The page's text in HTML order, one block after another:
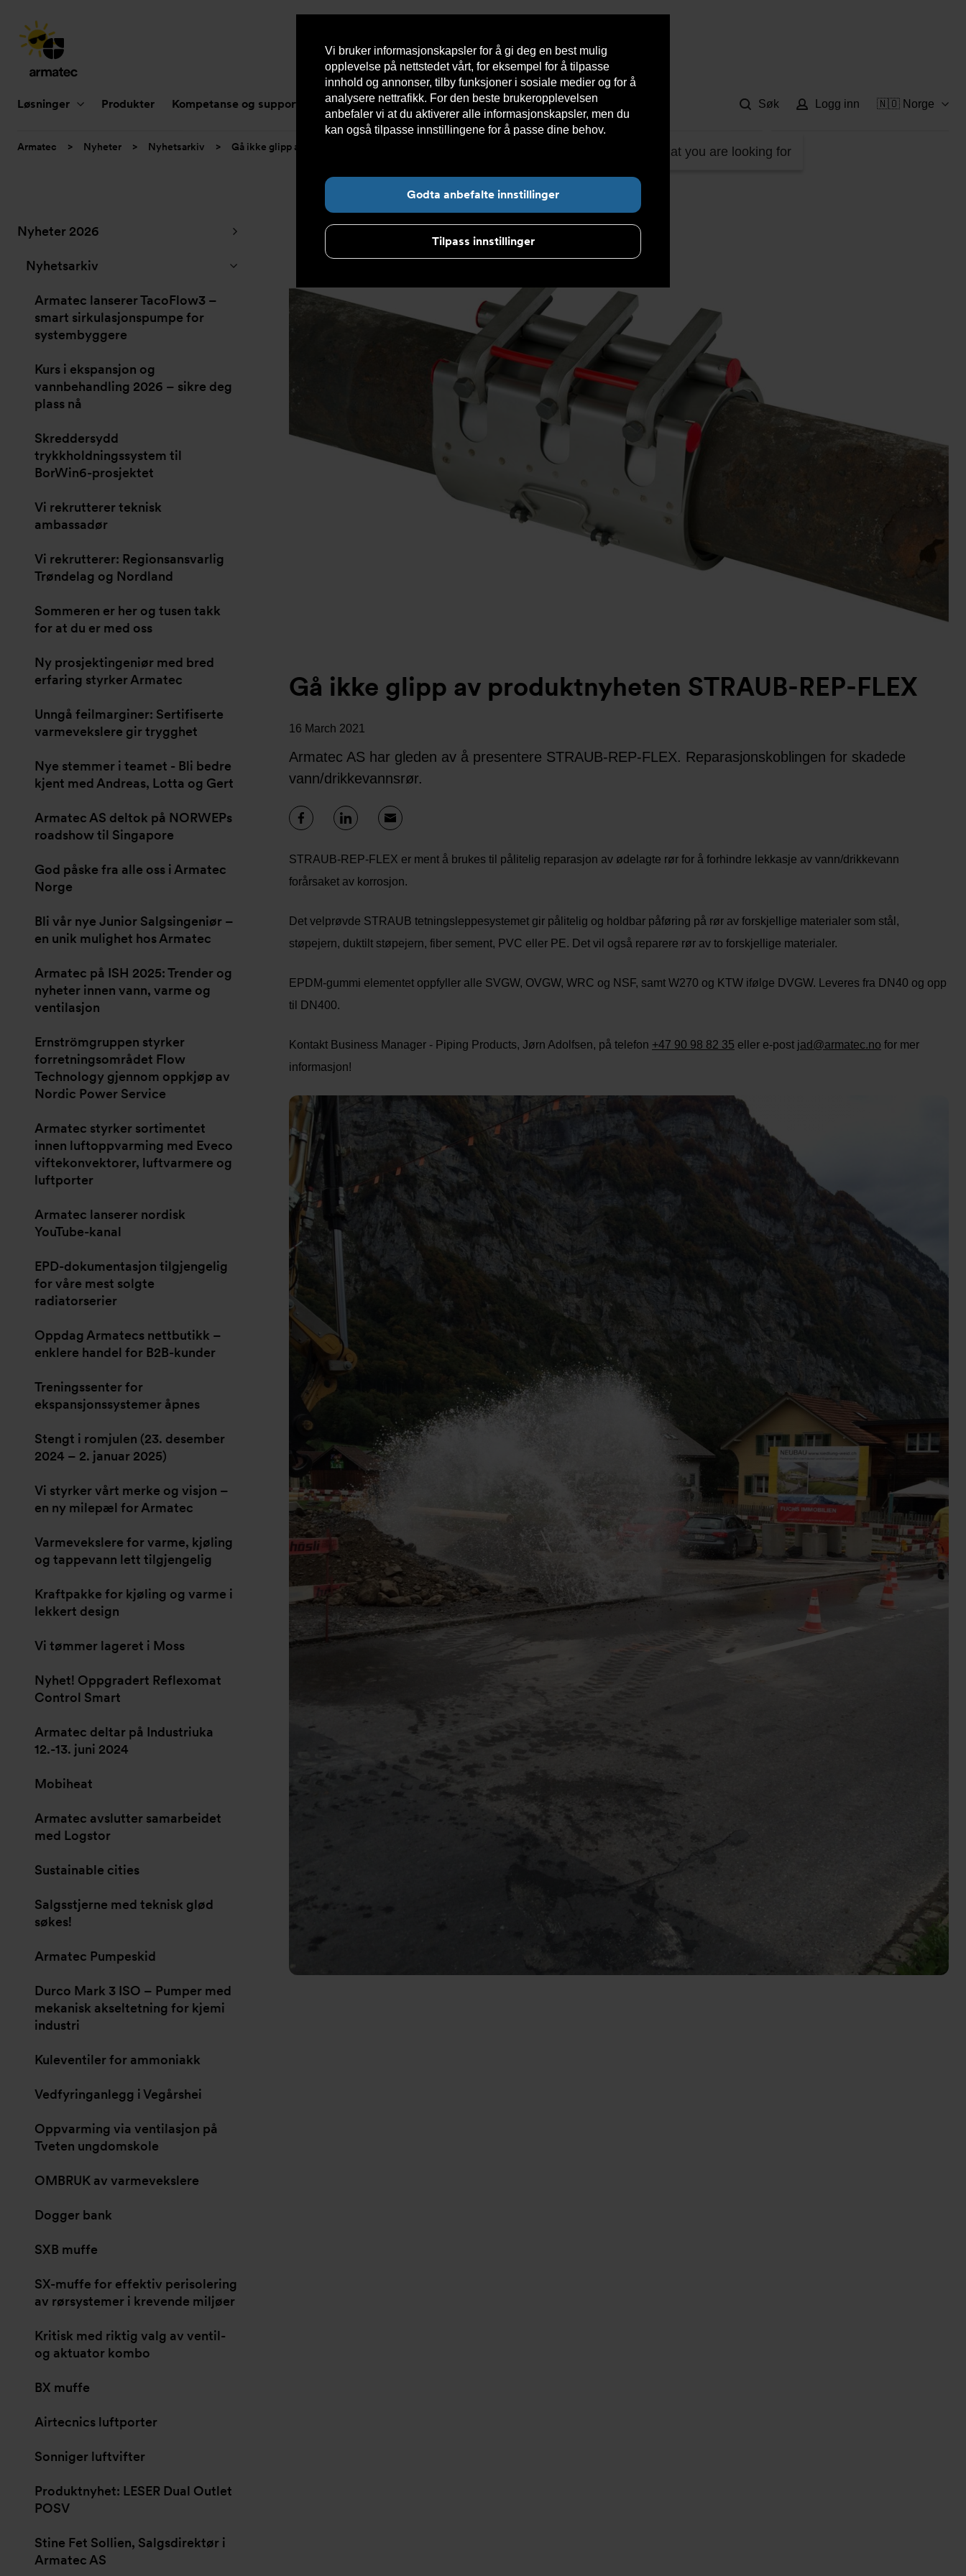
Vi bruker informasjonskapsler for å gi deg en best mulig
opplevelse på nettstedet vårt, for eksempel for å tilpasse
innhold og annonser, tilby funksjoner i sosiale medier og for å
analysere nettrafikk. For den beste brukeropplevelsen
anbefaler vi at du aktiverer alle informasjonskapsler, men du
kan også tilpasse innstillingene for å passe dine behov.
Godta anbefalte innstillinger
Tilpass innstillinger
Løsninger Produkter Kompetanse og support Nyheter Om oss Kontakt oss Nettbutikk Bærekraft
Find what you are looking for
Søk Logg inn 🇳🇴 Norge
Du
Armatec > Nyheter > Nyhetsarkiv > Gå ikke glipp av produktnyheten STRAUB-REP-FLEX
for
Nyheter 2026
Nyhetsarkiv
Armatec lanserer TacoFlow3 –
smart sirkulasjonspumpe for
systembyggere
Kurs i ekspansjon og
vannbehandling 2026 – sikre deg
plass nå
Skreddersydd
trykkholdningssystem til
BorWin6-prosjektet
Vi rekrutterer teknisk
ambassadør
Vi rekrutterer: Regionsansvarlig
Trøndelag og Nordland
Sommeren er her og tusen takk
for at du er med oss
Ny prosjektingeniør med bred
erfaring styrker Armatec
Unngå feilmarginer: Sertifiserte
varmevekslere gir trygghet
Nye stemmer i teamet - Bli bedre
kjent med Andreas, Lotta og Gert
Armatec AS deltok på NORWEPs
roadshow til Singapore
God påske fra alle oss i Armatec
Norge
Bli vår nye Junior Salgsingeniør –
en unik mulighet hos Armatec
Armatec på ISH 2025: Trender og
nyheter innen vann, varme og
ventilasjon
Ernströmgruppen styrker
forretningsområdet Flow
Technology gjennom oppkjøp av
Nordic Power Service
Armatec styrker sortimentet
innen luftoppvarming med Eveco
viftekonvektorer, luftvarmere og
luftporter
Armatec lanserer nordisk
YouTube-kanal
EPD-dokumentasjon tilgjengelig
for våre mest solgte
radiatorserier
Oppdag Armatecs nettbutikk –
enklere handel for B2B-kunder
Treningssenter for
ekspansjonssystemer åpnes
Stengt i romjulen (23. desember
2024 – 2. januar 2025)
Vi styrker vårt merke og visjon –
en ny milepæl for Armatec
Varmevekslere for varme, kjøling
og tappevann lett tilgjengelig
Kraftpakke for kjøling og varme i
lekkert design
Vi tømmer lageret i Moss
Nyhet! Oppgradert Reflexomat
Control Smart
Armatec deltar på Industriuka
12.-13. juni 2024
Mobiheat
Armatec avslutter samarbeidet
med Logstor
Sustainable cities
Salgsstjerne med teknisk glød
søkes!
Armatec Pumpeskid
Durco Mark 3 ISO – Pumper med
mekanisk akseltetning for kjemi
industri
Kuleventiler for ammoniakk
Vedfyringanlegg i Vegårshei
Oppvarming via ventilasjon på
Tveten ungdomskole
OMBRUK av varmevekslere
Dogger bank
SXB muffe
SX-muffe for effektiv perisolering
av rørsystemer i krevende miljøer
Kritisk med riktig valg av ventil-
og aktuator kombo
BX muffe
Airtecnics luftporter
Sonniger luftvifter
Produktnyhet: LESER Dual Outlet
POSV
Stine Fet Sollien, Salgsdirektør i
Armatec AS
Gå ikke glipp av produktnyheten STRAUB-REP-FLEX
16 March 2021
Armatec AS har gleden av å presentere STRAUB-REP-FLEX. Reparasjonskoblingen for skadede
vann/drikkevannsrør.
STRAUB-REP-FLEX er ment å brukes til pålitelig reparasjon av ødelagte rør for å forhindre lekkasje av vann/drikkevann
forårsaket av korrosjon.
Det velprøvde STRAUB tetningsleppesystemet gir pålitelig og holdbar påføring på rør av forskjellige materialer som stål,
støpejern, duktilt støpejern, fiber sement, PVC eller PE. Det vil også reparere rør av to forskjellige materialer.
EPDM-gummi elementet oppfyller alle SVGW, OVGW, WRC og NSF, samt W270 og KTW ifølge DVGW. Leveres fra DN40 og opp
til DN400.
Kontakt Business Manager - Piping Products, Jørn Adolfsen, på telefon +47 90 98 82 35 eller e-post jad@armatec.no for mer
informasjon!